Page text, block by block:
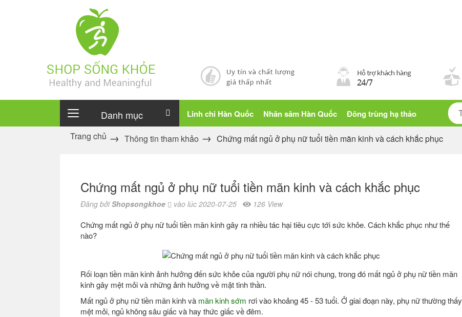
Danh mục Linh chi Hàn Quốc Nhân sâm Hàn Quốc Đông trùng hạ thảo
Trang chủ Thông tin tham khảo Chứng mất ngủ ở phụ nữ tuổi tiền mãn kinh và cách khắc phục
Chứng mất ngủ ở phụ nữ tuổi tiền mãn kinh và cách khắc phục
Đăng bởiShopsongkhoe vào lúc 2020-07-25 126 View
Chứng mất ngủ ở phụ nữ tuổi tiền mãn kinh gây ra nhiều tác hại tiêu cực tới sức khỏe. Cách khắc phục như thế
nào?
Rối loạn tiền mãn kinh ảnh hưởng đến sức khỏe của người phụ nữ nói chung, trong đó mất ngủ ở phụ nữ tiền mãn
kinh gây mệt mỏi và những ảnh hưởng về mặt tinh thần.
Mất ngủ ở phụ nữ tiền mãn kinh và mãn kinh sớm rơi vào khoảng 45 - 53 tuổi. Ở giai đoạn này, phụ nữ thường thấy
mệt mỏi, ngủ không sâu giấc và hay thức giấc về đêm.